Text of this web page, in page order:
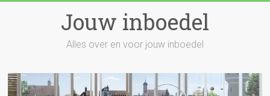
Jouw inboedel
Alles over en voor jouw inboedel